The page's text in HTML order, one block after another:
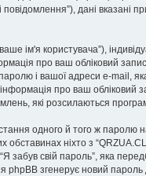
дані вказані
ім'я користувача”),
про ваш обліковий
і вашої адреси e-mail,
про ваш
які розсилаються
одного й того ж паролю
обставинах ніхто з
свій пароль”, яка
згенерує новий пароль